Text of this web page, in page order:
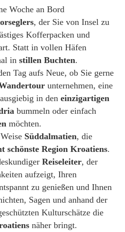
Woche an Bord
, der Sie von Insel zu
Kofferpacken und
Statt in vollen Häfen
in stillen Buchten.
Tag aufs Neue, ob Sie gerne
unternehmen, eine
in den einzigartigen
bummeln oder einfach
möchten.
Süddalmatien, die
schönste Region Kroatiens.
Reiseleiter, der
aufzeigt, Ihren
zu genießen und Ihnen
Sagen und anhand der
Kulturschätze die
näher bringt.